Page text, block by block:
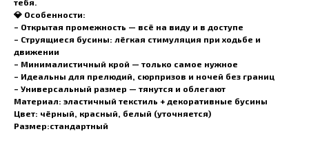
тебя.
💎 Особенности:
– Открытая промежность — всё на виду и в доступе
– Струящиеся бусины: лёгкая стимуляция при ходьбе и
движении
– Минималистичный крой — только самое нужное
– Идеальны для прелюдий, сюрпризов и ночей без границ
– Универсальный размер — тянутся и облегают
Материал: эластичный текстиль + декоративные бусины
Цвет: чёрный, красный, белый (уточняется)
Размер:стандартный